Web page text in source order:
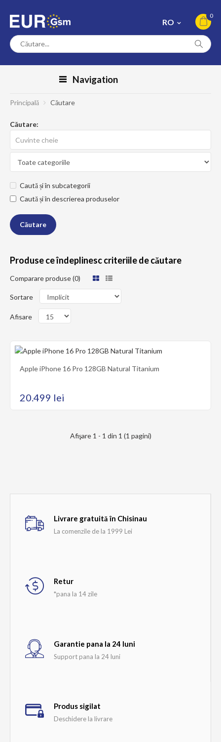
0
RO
Navigation
Principală Căutare
Căutare:
Caută și în subcategorii
Caută și în descrierea produselor
Produse ce îndeplinesc criteriile de căutare
Comparare produse (0)
Sortare
Afisare
Apple iPhone 16 Pro 128GB Natural Titanium
Apple. Vine cu un design elegant și ..
20.499 lei
Apple iPhone 16 Pro 128GB Natural Titanium
20.499 lei
Afişare 1 - 1 din 1 (1 pagini)
Livrare gratuită în Chisinau
La comenzile de la 1999 Lei
Retur
*pana la 14 zile
Garantie pana la 24 luni
Support pana la 24 luni
Produs sigilat
Deschidere la livrare